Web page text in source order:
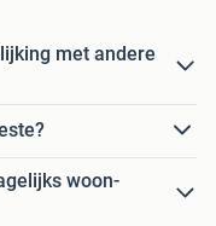
met andere
woon-